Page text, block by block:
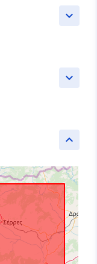
keyboard_arrow_down
keyboard_arrow_down
keyboard_arrow_up